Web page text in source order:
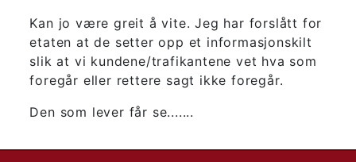
Kan jo være greit å vite. Jeg har forslått for
etaten at de setter opp et informasjonskilt
slik at vi kundene/trafikantene vet hva som
foregår eller rettere sagt ikke foregår.
Den som lever får se.......